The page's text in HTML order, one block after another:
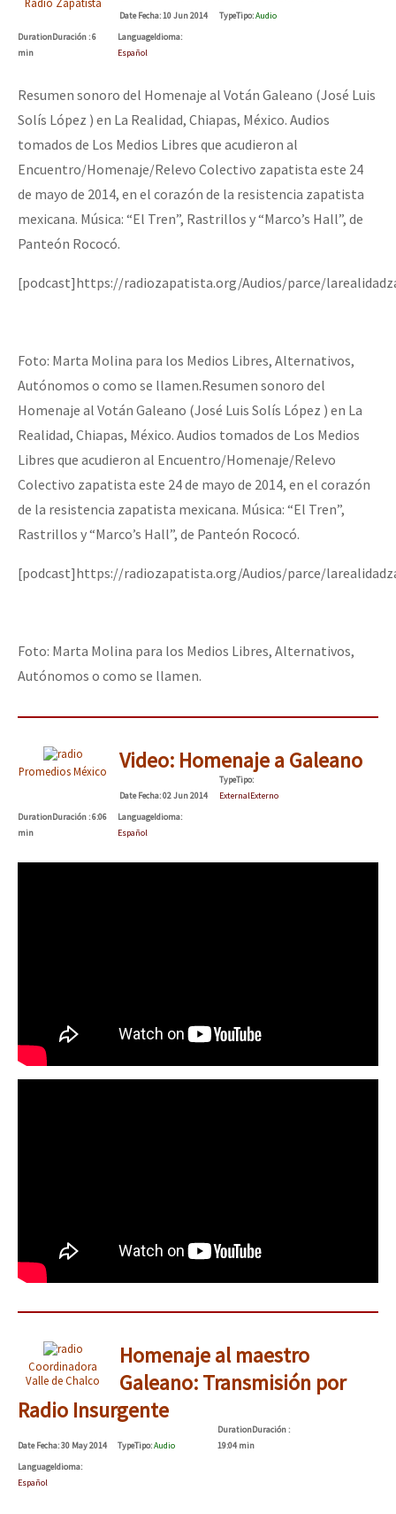
Mundo
EZLN
AutonomÍa y Resistencia
Megaproyectos
Presos
Mujeres
Niñxs
MULTIMEDIA
Audio
Fotorreportaje
Otras secciones
Semillero Guerra contra la Humanidad. (Las poblaciones y
la naturaleza bajo asedio)
Libros para descargar
COVID-19
Eventos
Contacto
[25 abr – CDMX] Tokín por el CNI: 30 años de Resistencia y
DateFecha: 10 Jun 2014 TypeTipo:Audio
DurationDuración: 6
min
LanguageIdioma:
Español
Resumen sonoro del Homenaje al Votán Galeano (José Luis
Solís López ) en La Realidad, Chiapas, México. Audios
tomados de Los Medios Libres que acudieron al
Encuentro/Homenaje/Relevo Colectivo zapatista este 24
de mayo de 2014, en el corazón de la resistencia zapatista
mexicana. Música: “El Tren”, Rastrillos y “Marco’s Hall”, de
Panteón Rococó.
[podcast]https://radiozapatista.org/Audios/parce/
Foto: Marta Molina para los Medios Libres, Alternativos,
Autónomos o como se llamen.Resumen sonoro del
Homenaje al Votán Galeano (José Luis Solís López ) en La
Realidad, Chiapas, México. Audios tomados de Los Medios
Libres que acudieron al Encuentro/Homenaje/Relevo
Colectivo zapatista este 24 de mayo de 2014, en el corazón
de la resistencia zapatista mexicana. Música: “El Tren”,
Rastrillos y “Marco’s Hall”, de Panteón Rococó.
[podcast]https://radiozapatista.org/Audios/parce/
Foto: Marta Molina para los Medios Libres, Alternativos,
Autónomos o como se llamen.
Promedios México Video: Homenaje a Galeano
DateFecha: 02 Jun 2014
TypeTipo:
ExternalExterno
DurationDuración: 6:06
min
LanguageIdioma:
Español
Coordinadora
Valle de Chalco
Homenaje al maestro
Galeano: Transmisión por
Radio Insurgente
DateFecha: 30 May 2014 TypeTipo:Audio
DurationDuración:
19:04 min
LanguageIdioma:
Español